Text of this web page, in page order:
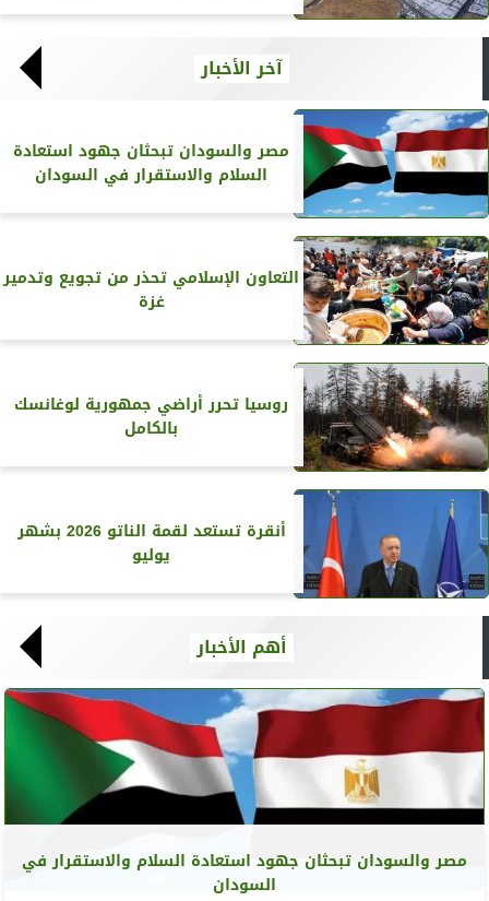
آخر الأخبار
مصر والسودان تبحثان جهود استعادة
السلام والاستقرار في السودان
التعاون الإسلامي تحذر من تجويع وتدمير
غزة
روسيا تحرر أراضي جمهورية لوغانسك
بالكامل
أنقرة تستعد لقمة الناتو 2026 بشهر
يوليو
أهم الأخبار
مصر والسودان تبحثان جهود استعادة السلام والاستقرار في
السودان